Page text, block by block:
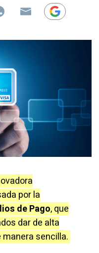
por la
de Pago, que
dar de alta
sencilla.